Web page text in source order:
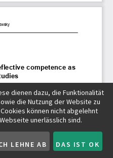
dienen dazu, die Funktionalität
die Nutzung der Website zu
können nicht abgelehnt
unerlässlich sind.
LEHNE AB DAS IST OK